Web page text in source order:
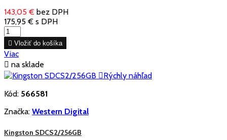
143,05 € bez DPH
175,95 € s DPH
 Vložiť do košíka
Viac
 na sklade
Rýchly náhľad
Kód: 566581
Značka: Western Digital
Kingston SDCS2/256GB